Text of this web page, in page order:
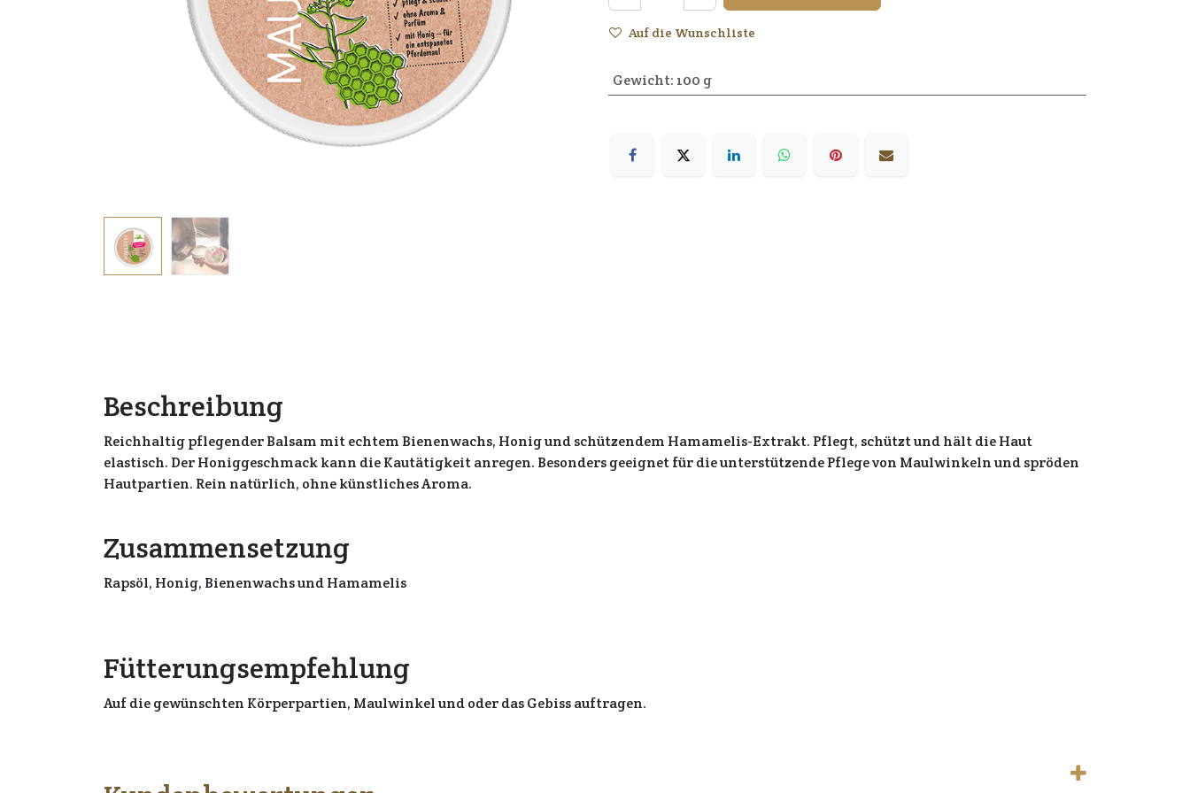
Auf die Wunschliste
Gewicht: 100 g
Beschreibung
Reichhaltig pflegender Balsam mit echtem Bienenwachs, Honig und schützendem Hamamelis-Extrakt. Pflegt, schützt und hält die Haut
elastisch. Der Honiggeschmack kann die Kautätigkeit anregen. Besonders geeignet für die unterstützende Pflege von Maulwinkeln und spröden
Hautpartien. Rein natürlich, ohne künstliches Aroma.
Zusammensetzung
Rapsöl, Honig, Bienenwachs und Hamamelis
Fütterungsempfehlung
Auf die gewünschten Körperpartien, Maulwinkel und oder das Gebiss auftragen.